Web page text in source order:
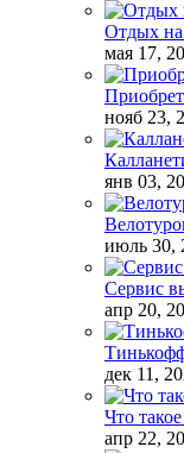
Отдых на
мая 17,
нояб 23,
янв 03,
июль 30,
Сервис
апр 20,
дек 11,
Что
апр 22,